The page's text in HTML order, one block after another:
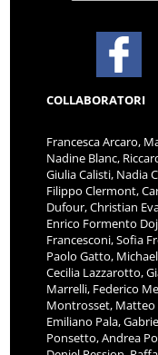
COLLABORATORI
Francesca Arcaro,
Nadine Blanc,
Giulia Calisti, Nadia
Filippo Clermont,
Dufour, Christian
Enrico Formento
Francesconi, Sofia
Paolo Gatto,
Cecilia Lazzarotto,
Marrelli, Federico
Montrosset, Matteo
Emiliano Pala,
Ponsetto, Andrea